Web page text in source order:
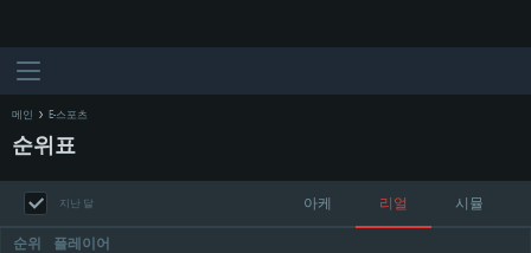
메인 E-스포츠
순위표
지난 달 아케 리얼 시뮬
순위 플레이어